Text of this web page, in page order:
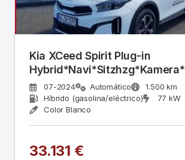
Kia XCeed Spirit Plug-in
Hybrid*Navi*Sitzhzg*Kamera*
07-2024 Automático
1.500 km
Híbrido (gasolina/eléctrico)
77 kW
Color Blanco
33.131 €